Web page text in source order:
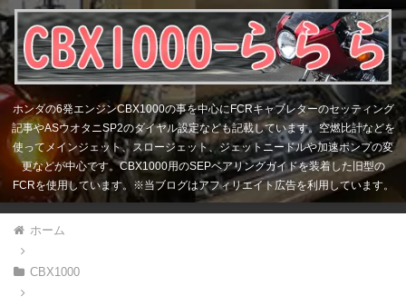
ホンダの6発エンジンCBX1000の事を中心にFCRキャブレターのセッティング
記事やASウオタニSP2のダイヤル設定なども記載しています。空燃比計などを
使ってメインジェット、スロージェット、ジェットニードルや加速ポンプの変
更などが中心です。CBX1000用のSEPベアリングガイドを装着した旧型の
FCRを使用しています。※当ブログはアフィリエイト広告を利用しています。
ホーム
CBX1000